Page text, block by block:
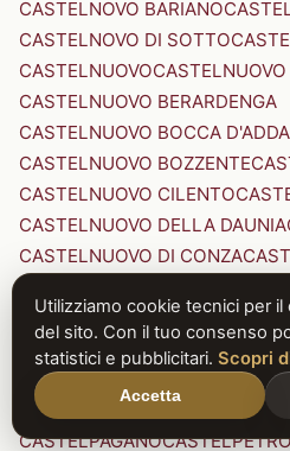
CASTELNOVO BARIANO
CASTELNOVO DI SOTTO
CASTELNUOVO
CASTELNUOVO BERARDENGA
CASTELNUOVO BOCCA D'ADDA
CASTELNUOVO BOZZENTE
CASTELNUOVO CILENTO
CASTELNUOVO DELLA DAUNIA
CASTELNUOVO DI CONZA
CASTELNUOVO DI PORTO
CASTELNUOVO MAGRA
CASTELNUOVO PARANO
CASTELNUOVO SCRIVIA
CASTELPAGANO
Utilizziamo cookie tecnici per
del sito. Con il tuo consenso
statistici e pubblicitari. Scopri
Accetta